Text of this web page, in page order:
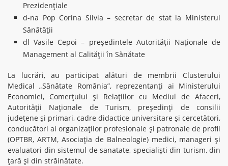
Prezidențiale
d-na Pop Corina Silvia – secretar de stat la Ministerul
Sănătății
dl Vasile Cepoi – președintele Autorității Naționale de
Management al Calității în Sănătate
La lucrări, au participat alături de membrii Clusterului
Medical „Sănătate România”, reprezentanți ai Ministerului
Economiei, Comerțului și Relațiilor cu Mediul de Afaceri,
Autorității Naționale de Turism, președinți de consilii
județene și primari, cadre didactice universitare și cercetători,
conducători ai organizațiior profesionale și patronale de profil
(OPTBR, ARTM, Asociația de Balneologie) medici, manageri și
evaluatori din sistemul de sanatate, specialiști din turism, din
țară și din străinătate.